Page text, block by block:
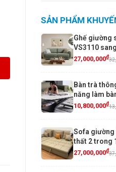
SẢN PHẨM
Ghế giường
VS3110
27,000,000₫
Bàn trà
năng làm
10,800,000₫
Sofa giường
thất 2 trong
sống hiện
27,000,000₫